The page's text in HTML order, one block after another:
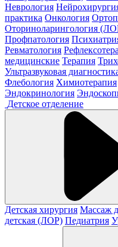
Неврология
практика Онкология
Оториноларингология
Профпатология
Ревматология
медицинские Терапия
Ультразвуковая
Флебология Химиотерапия
Эндокринология
Детское отделение
Детская хирургия Массаж
детская (ЛОР) Педиатрия